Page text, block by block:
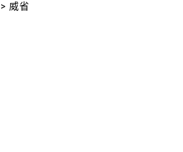
> 威省